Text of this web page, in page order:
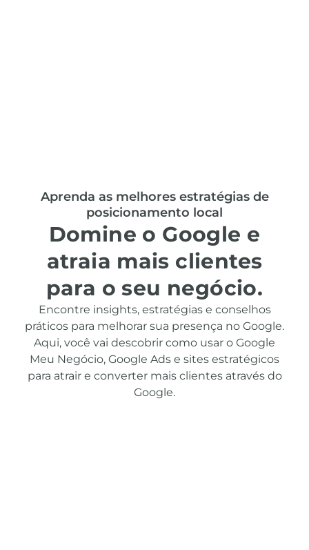
Aprenda as melhores estratégias de
posicionamento local
Domine o Google e
atraia mais clientes
para o seu negócio.
Encontre insights, estratégias e conselhos
práticos para melhorar sua presença no Google.
Aqui, você vai descobrir como usar o Google
Meu Negócio, Google Ads e sites estratégicos
para atrair e converter mais clientes através do
Google.